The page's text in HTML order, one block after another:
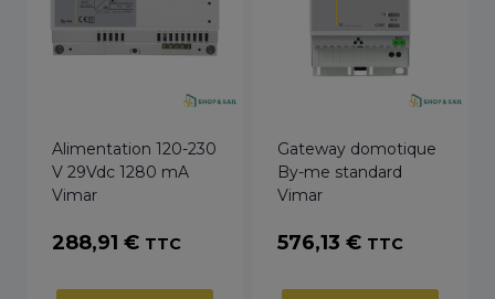
Alimentation 120-230
V 29Vdc 1280 mA
Vimar
288,91 € TTC
Gateway domotique
By-me standard
Vimar
576,13 € TTC